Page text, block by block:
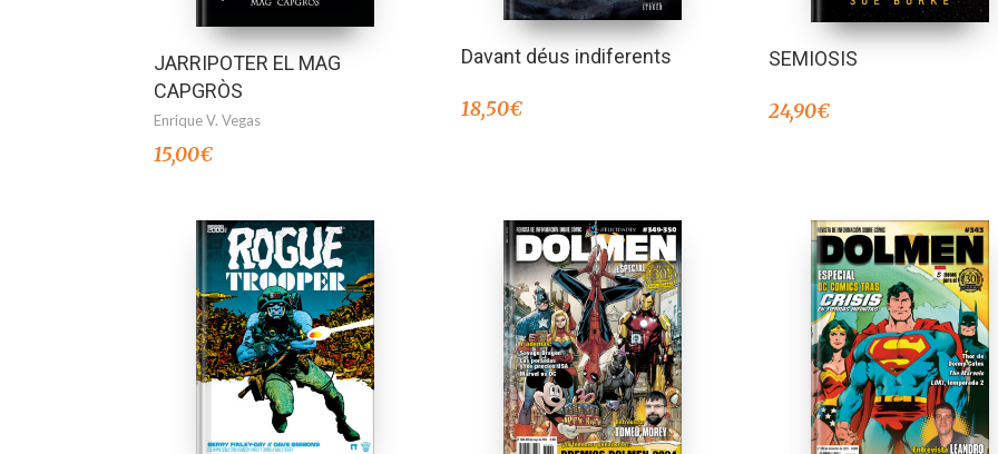
JARRIPOTER EL MAG
CAPGRÒS
Enrique V. Vegas
15,00€
Davant déus indiferents
18,50€
SEMIOSIS
24,90€